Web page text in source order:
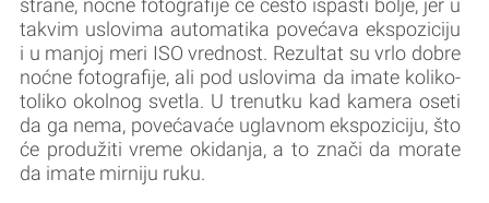
strane, noćne fotografije će često ispasti bolje, jer u
takvim uslovima automatika povećava ekspoziciju
i u manjoj meri ISO vrednost. Rezultat su vrlo dobre
noćne fotografije, ali pod uslovima da imate koliko-
toliko okolnog svetla. U trenutku kad kamera oseti
da ga nema, povećavaće uglavnom ekspoziciju, što
će produžiti vreme okidanja, a to znači da morate
da imate mirniju ruku.